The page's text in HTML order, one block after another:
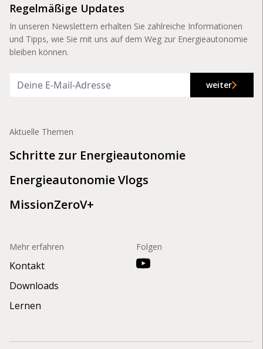
Regelmäßige Updates
In unseren Newslettern erhalten Sie zahlreiche Informationen
und Tipps, wie Sie mit uns auf dem Weg zur Energieautonomie
bleiben können.
weiter
Aktuelle Themen
Schritte zur Energieautonomie
Energieautonomie Vlogs
MissionZeroV+
Mehr erfahren
Kontakt
Downloads
Lernen
Folgen